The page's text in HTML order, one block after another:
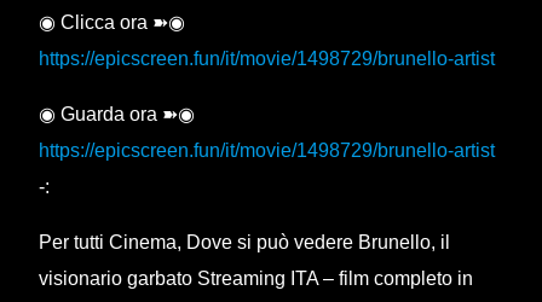
◉ Clicca ora ➽◉
https://epicscreen.fun/it/movie/1498729/brunello-artist
◉ Guarda ora ➽◉
https://epicscreen.fun/it/movie/1498729/brunello-artist
-:
Per tutti Cinema, Dove si può vedere Brunello, il
visionario garbato Streaming ITA – film completo in